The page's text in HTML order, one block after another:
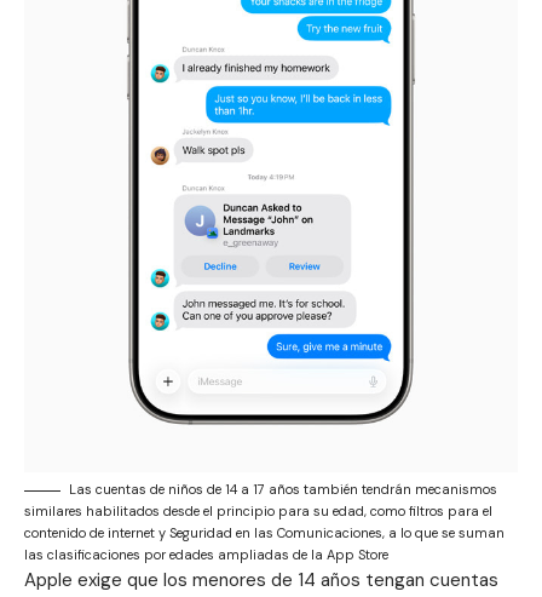
Las cuentas de niños de 14 a 17 años también tendrán mecanismos
similares habilitados desde el principio para su edad, como filtros para el
contenido de internet y Seguridad en las Comunicaciones, a lo que se suman
las clasificaciones por edades ampliadas de la App Store
Apple exige que los menores de 14 años tengan cuentas